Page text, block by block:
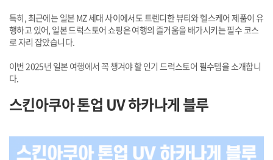
특히, 최근에는 일본 MZ 세대 사이에서도 트렌디한 뷰티와 헬스케어 제품이 유
행하고 있어, 일본 드럭스토어 쇼핑은 여행의 즐거움을 배가시키는 필수 코스
로 자리 잡았습니다.
이번 2025년 일본 여행에서 꼭 챙겨야 할 인기 드럭스토어 필수템을 소개합니
다.
스킨아쿠아 톤업 UV 하카나게 블루